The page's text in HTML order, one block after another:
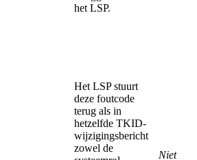
het LSP.
Het LSP stuurt
deze foutcode
terug als in
hetzelfde TKID-
wijzigingsbericht
zowel de
Niet